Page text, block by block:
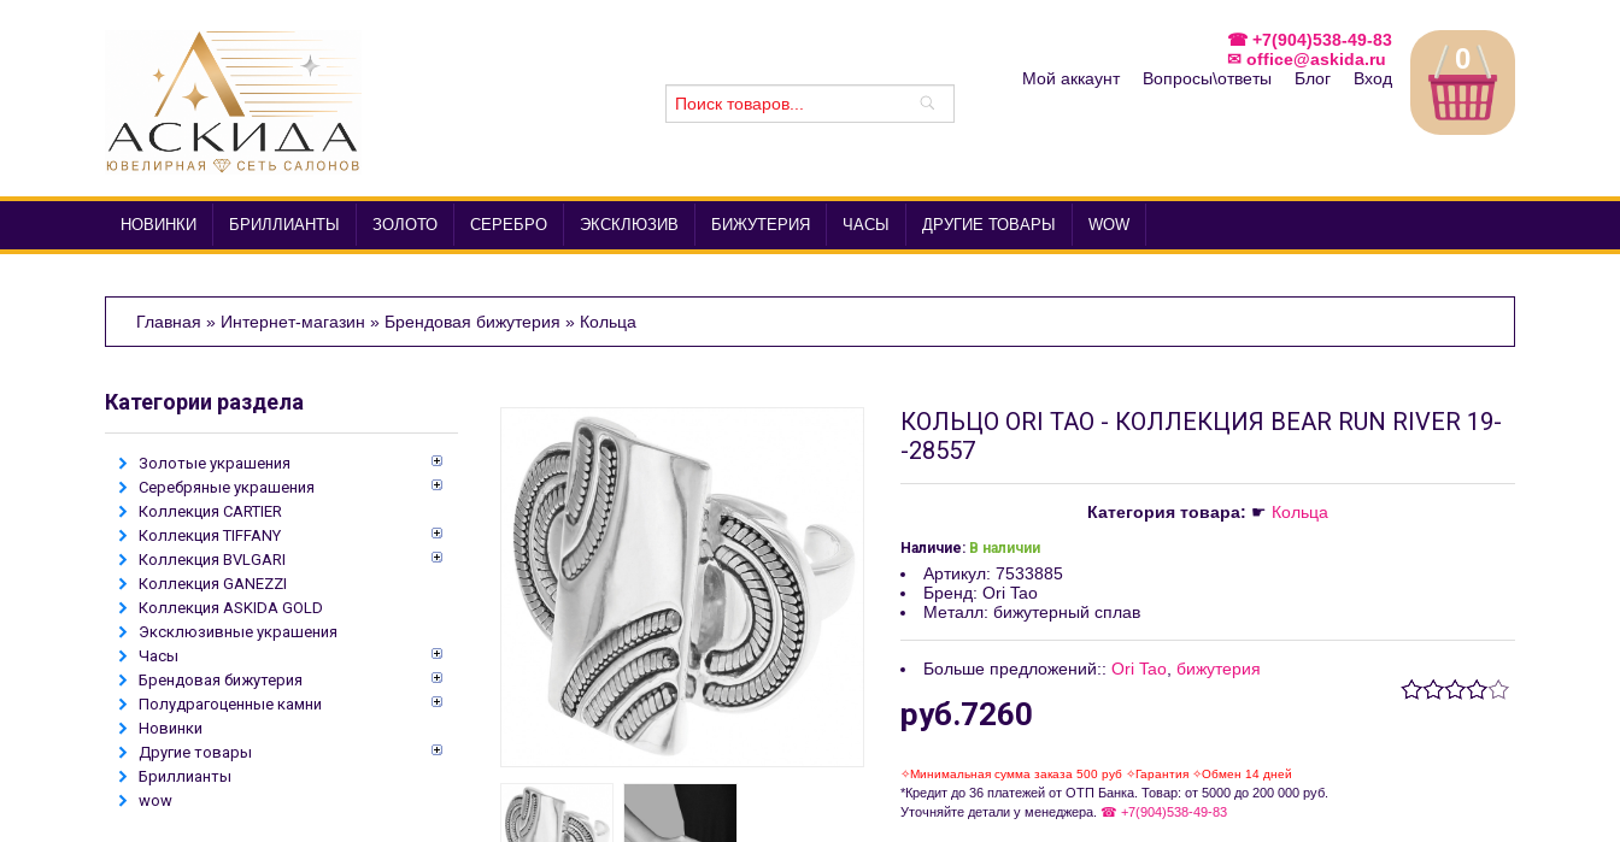
0
☎ +7(904)538-49-83
✉ office@askida.ru
Мой аккаунт
Вопросы\ответы Блог Вход
НОВИНКИ БРИЛЛИАНТЫ ЗОЛОТО СЕРЕБРО ЭКСКЛЮЗИВ БИЖУТЕРИЯ ЧАСЫ ДРУГИЕ ТОВАРЫ WOW
Главная » Интернет-магазин » Брендовая бижутерия » Кольца
КОЛЬЦО ORI TAO - КОЛЛЕКЦИЯ BEAR RUN RIVER 19-
-28557
Категория товара: ☛ Кольца
Наличие: В наличии
Артикул: 7533885
Бренд: Ori Tao
Металл: бижутерный сплав
Больше предложений:: Ori Tao бижутерия
руб.7260
✧Минимальная сумма заказа 500 руб ✧Гарантия ✧Обмен 14 дней
*Кредит до 36 платежей от ОТП Банка. Товар: от 5000 до 200 000 руб.
Уточняйте детали у менеджера. ☎ +7(904)538-49-83
Категории раздела
Золотые украшения
Серебряные украшения
Коллекция CARTIER
Коллекция TIFFANY
Коллекция BVLGARI
Коллекция GANEZZI
Коллекция ASKIDA GOLD
Эксклюзивные украшения
Часы
Брендовая бижутерия
Полудрагоценные камни
Новинки
Другие товары
Бриллианты
wow